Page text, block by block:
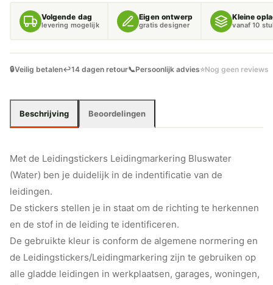
Volgende dag
levering mogelijk
Eigen ontwerp
gratis designer
Kleine
vanaf 10
🔒Veilig betalen↩️14 dagen retour📞Persoonlijk advies⭐Nog geen reviews
Beschrijving Beoordelingen
Met de Leidingstickers Leidingmarkering Bluswater
(Water) ben je duidelijk in de indentificatie van de
leidingen.
De stickers stellen je in staat om de richting te herkennen
en de stof in de leiding te identificeren.
De gebruikte kleur is conform de algemene normering en
de Leidingstickers/Leidingmarkering zijn te gebruiken op
alle gladde leidingen in werkplaatsen, garages, woningen,